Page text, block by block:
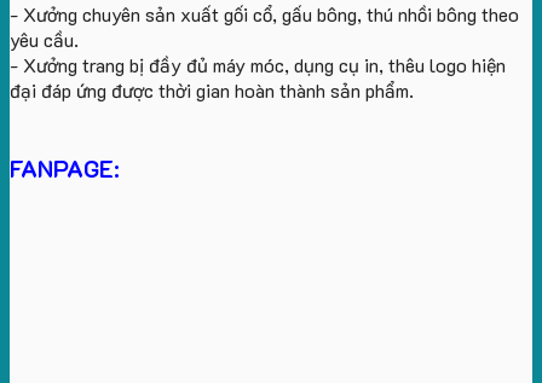
- Xưởng chuyên sản xuất gối cổ, gấu bông, thú nhồi bông theo
yêu cầu.
- Xưởng trang bị đầy đủ máy móc, dụng cụ in, thêu logo hiện
đại đáp ứng được thời gian hoàn thành sản phẩm.
FANPAGE: